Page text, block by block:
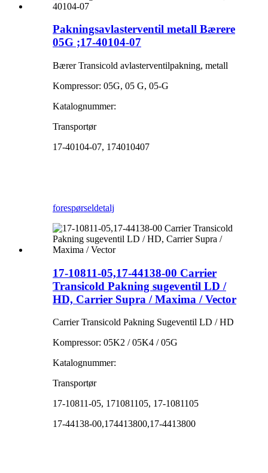
Pakningsavlasterventil metall Bærere
05G ;17-40104-07
Bærer Transicold avlasterventilpakning, metall
Kompressor: 05G, 05 G, 05-G
Katalognummer:
Transportør
17-40104-07, 174010407
forespørseldetalj
17-10811-05,17-44138-00 Carrier
Transicold Pakning sugeventil LD /
HD, Carrier Supra / Maxima / Vector
Carrier Transicold Pakning Sugeventil LD / HD
Kompressor: 05K2 / 05K4 / 05G
Katalognummer:
Transportør
17-10811-05, 171081105, 17-1081105
17-44138-00,174413800,17-4413800